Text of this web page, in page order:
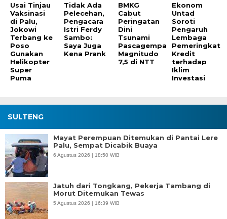
Usai Tinjau
Vaksinasi
di Palu,
Jokowi
Terbang ke
Poso
Gunakan
Helikopter
Super
Puma
Tidak Ada
Pelecehan,
Pengacara
Istri Ferdy
Sambo:
Saya Juga
Kena Prank
BMKG
Cabut
Peringatan
Dini
Tsunami
Pascagempa
Magnitudo
7,5 di NTT
Ekonom
Untad
Soroti
Pengaruh
Lembaga
Pemeringkat
Kredit
terhadap
Iklim
Investasi
SULTENG
Mayat Perempuan Ditemukan di Pantai Lere
Palu, Sempat Dicabik Buaya
6 Agustus 2026 | 18:50 WIB
Jatuh dari Tongkang, Pekerja Tambang di
Morut Ditemukan Tewas
5 Agustus 2026 | 16:39 WIB